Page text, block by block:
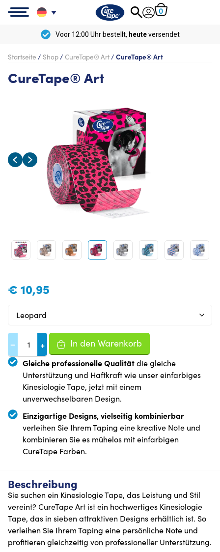
0
Voor 12:00 Uhr bestellt, heuteversendet
Startseite / Shop/ CureTape® Art/ CureTape® Art
CureTape® Art
€ 10,95
− + In den Warenkorb
Gleiche professionelle Qualitätdie gleiche
Unterstützung und Haftkraft wie unser einfarbiges
Kinesiologie Tape, jetzt mit einem
unverwechselbaren Design.
Einzigartige Designs, vielseitig kombinierbar
verleihen Sie Ihrem Taping eine kreative Note und
kombinieren Sie es mühelos mit einfarbigen
CureTape Farben.
Beschreibung
Sie suchen ein Kinesiologie Tape, das Leistung und Stil
vereint? CureTape Art ist ein hochwertiges Kinesiologie
Tape, das in sieben attraktiven Designs erhältlich ist. So
verleihen Sie Ihrem Taping eine persönliche Note und
profitieren gleichzeitig von professioneller Unterstützung.